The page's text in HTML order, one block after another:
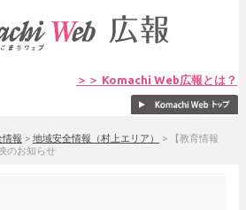
＞＞ Komachi Web広報とは？
情報 > 地域安全情報（村上エリア） >
【教育情報
のお知らせ